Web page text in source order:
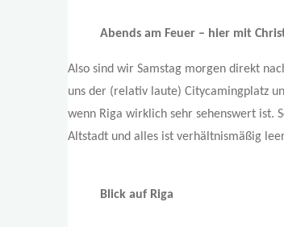
Abends am Feuer – hier mit
Also sind wir Samstag morgen direkt
uns der (relativ laute) Citycamingplatz
wenn Riga wirklich sehr sehenswert ist.
Altstadt und alles ist verhältnismäßig
Blick auf Riga